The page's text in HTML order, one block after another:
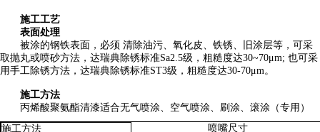
施工工艺
表面处理
被涂的钢铁表面，必须 清除油污、氧化皮、铁锈、旧涂层等，可采
取抛丸或喷砂方法，达瑞典除锈标准Sa2.5级，粗糙度达30~70μm; 也可采
用手工除锈方法，达瑞典除锈标准ST3级，粗糙度达30-70μm。
施工方法
丙烯酸聚氨酯清漆适合无气喷涂、空气喷涂、刷涂、滚涂（专用）
施工方法
喷嘴尺寸